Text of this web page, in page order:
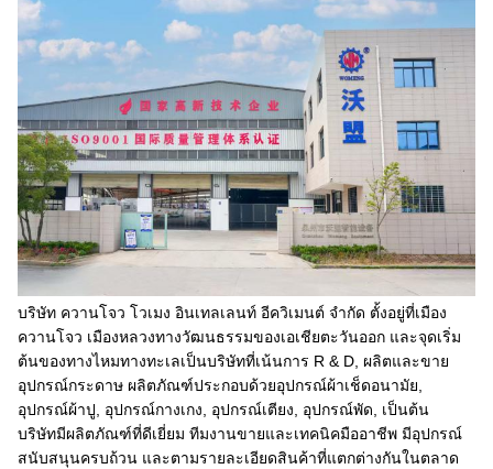
บริษัท ควานโจว โวเมง อินเทลเลนท์ อีควิเมนต์ จํากัด ตั้งอยู่ที่เมือง
ควานโจว เมืองหลวงทางวัฒนธรรมของเอเชียตะวันออก และจุดเริ่ม
ต้นของทางไหมทางทะเลเป็นบริษัทที่เน้นการ R & D, ผลิตและขาย
อุปกรณ์กระดาษ ผลิตภัณฑ์ประกอบด้วยอุปกรณ์ผ้าเช็ดอนามัย,
อุปกรณ์ผ้าปู, อุปกรณ์กางเกง, อุปกรณ์เตียง, อุปกรณ์พัด, เป็นต้น
บริษัทมีผลิตภัณฑ์ที่ดีเยี่ยม ทีมงานขายและเทคนิคมืออาชีพ มีอุปกรณ์
สนับสนุนครบถ้วน และตามรายละเอียดสินค้าที่แตกต่างกันในตลาด